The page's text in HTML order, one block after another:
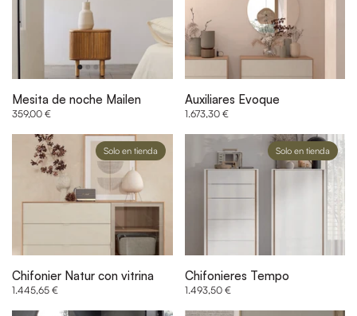
Mesita de noche Mailen
359,00 €
Auxiliares Evoque
1.673,30 €
Chifonier Natur con vitrina
1.445,65 €
Solo en tienda
Chifonieres Tempo
1.493,50 €
Solo en tienda